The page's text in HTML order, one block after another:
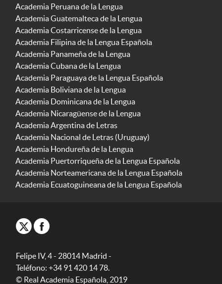
Academia Peruana de la Lengua
Academia Guatemalteca de la Lengua
Academia Costarricense de la Lengua
Academia Filipina de la Lengua Española
Academia Panameña de la Lengua
Academia Cubana de la Lengua
Academia Paraguaya de la Lengua Española
Academia Boliviana de la Lengua
Academia Dominicana de la Lengua
Academia Nicaragüense de la Lengua
Academia Argentina de Letras
Academia Nacional de Letras (Uruguay)
Academia Hondureña de la Lengua
Academia Puertorriqueña de la Lengua Española
Academia Norteamericana de la Lengua Española
Academia Ecuatoguineana de la Lengua Española
Felipe IV, 4 - 28014 Madrid -
Teléfono: +34 91 420 14 78.
© Real Academia Española, 2019